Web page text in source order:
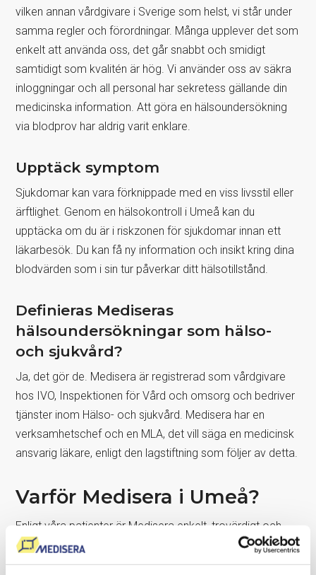
vilken annan vårdgivare i Sverige som helst, vi står under
samma regler och förordningar. Många upplever det som
enkelt att använda oss, det går snabbt och smidigt
samtidigt som kvalitén är hög. Vi använder oss av säkra
inloggningar och all personal har sekretess gällande din
medicinska information. Att göra en hälsoundersökning
via blodprov har aldrig varit enklare.
Upptäck symptom
Sjukdomar kan vara förknippade med en viss livsstil eller
ärftlighet. Genom en hälsokontroll i Umeå kan du
upptäcka om du är i riskzonen för sjukdomar innan ett
läkarbesök. Du kan få ny information och insikt kring dina
blodvärden som i sin tur påverkar ditt hälsotillstånd.
Definieras Mediseras
hälsoundersökningar som hälso-
och sjukvård?
Ja, det gör de. Medisera är registrerad som vårdgivare
hos IVO, Inspektionen för Vård och omsorg och bedriver
tjänster inom Hälso- och sjukvård. Medisera har en
verksamhetschef och en MLA, det vill säga en medicinsk
ansvarig läkare, enligt den lagstiftning som följer av detta.
Varför Medisera i Umeå?
Enligt våra patienter är Medisera enkelt, trovärdigt och
tjänsten håller hög kvalité. Det är just detta som är vår
mission, att det ska vara enkelt och patientsäkert att ta